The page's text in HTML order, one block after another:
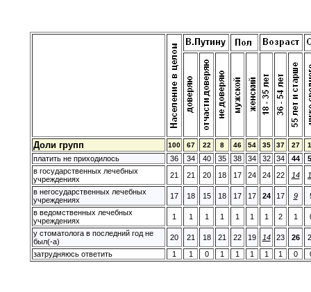
Доли групп 100 67 22 8 46 54 35 37 27
платить не приходилось 36 34 40 35 38 34 32 34 44
в государственных лечебных
учреждениях
21 21 20 18 17 24 24 22 14
в негосударственных лечебных
учреждениях
17 18 15 18 17 17 24 17 9
в ведомственных лечебных
учреждениях
1 1 1 1 1 1 1 2 1
у стоматолога в последний год не
был(-а)
20 21 18 21 22 19 14 23 26
затрудняюсь ответить
1 1 0 1 1 1 1 1 0